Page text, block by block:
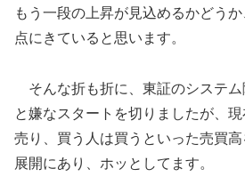
もう一段の上昇が見込めるかどう
点にきていると思います。
そんな折も折に、東証のシステ
と嫌なスタートを切りましたが、
売り、買う人は買うといった売買
展開にあり、ホッとしてます。